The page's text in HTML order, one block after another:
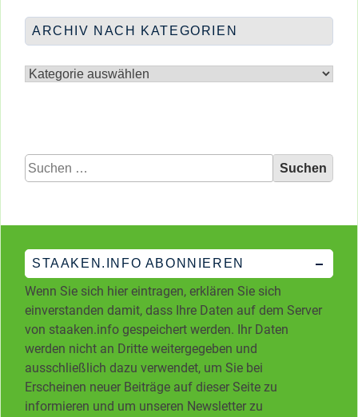
ARCHIV NACH KATEGORIEN
nach
Suchen
nach:
STAAKEN.INFO ABONNIEREN
Wenn Sie sich hier eintragen, erklären Sie sich
einverstanden damit, dass Ihre Daten auf dem Server
von staaken.info gespeichert werden. Ihr Daten
werden nicht an Dritte weitergegeben und
ausschließlich dazu verwendet, um Sie bei
Erscheinen neuer Beiträge auf dieser Seite zu
informieren und um unseren Newsletter zu